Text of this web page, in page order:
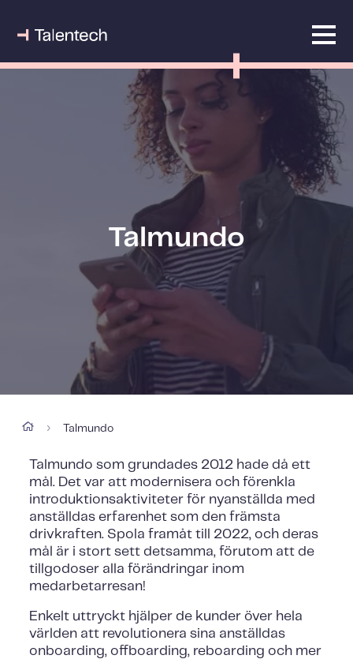
Talmundo
› Talmundo
Talmundo som grundades 2012 hade då ett
mål. Det var att modernisera och förenkla
introduktionsaktiviteter för nyanställda med
anställdas erfarenhet som den främsta
drivkraften. Spola framåt till 2022, och deras
mål är i stort sett detsamma, förutom att de
tillgodoser alla förändringar inom
medarbetarresan!
Enkelt uttryckt hjälper de kunder över hela
världen att revolutionera sina anställdas
onboarding, offboarding, reboarding och mer